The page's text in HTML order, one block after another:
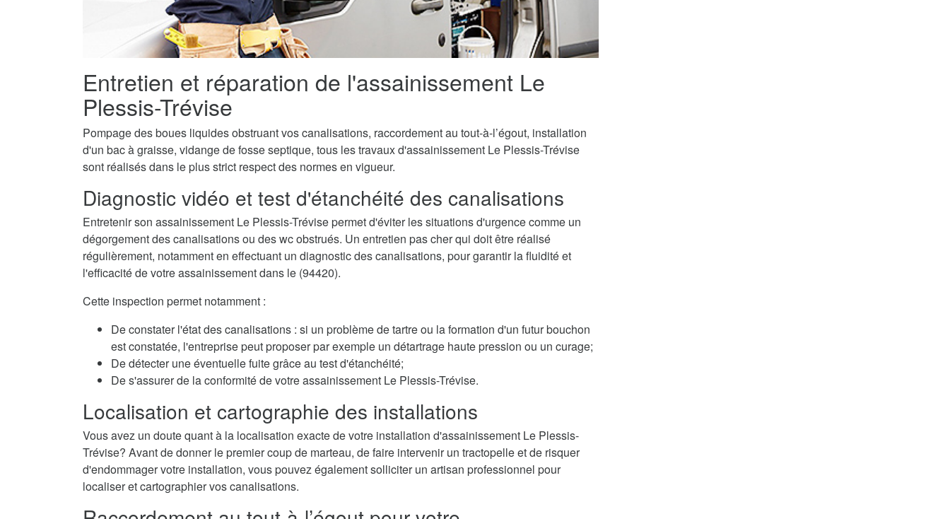
Entretien et réparation de l'assainissement Le
Plessis-Trévise
Pompage des boues liquides obstruant vos canalisations, raccordement au tout-à-l’égout, installation
d'un bac à graisse, vidange de fosse septique, tous les travaux d'assainissement Le Plessis-Trévise
sont réalisés dans le plus strict respect des normes en vigueur.
Diagnostic vidéo et test d'étanchéité des canalisations
Entretenir son assainissement Le Plessis-Trévise permet d'éviter les situations d'urgence comme un
dégorgement des canalisations ou des wc obstrués. Un entretien pas cher qui doit être réalisé
régulièrement, notamment en effectuant un diagnostic des canalisations, pour garantir la fluidité et
l'efficacité de votre assainissement dans le (94420).
Cette inspection permet notamment :
De constater l'état des canalisations : si un problème de tartre ou la formation d'un futur bouchon
est constatée, l'entreprise peut proposer par exemple un détartrage haute pression ou un curage;
De détecter une éventuelle fuite grâce au test d'étanchéité;
De s'assurer de la conformité de votre assainissement Le Plessis-Trévise.
Localisation et cartographie des installations
Vous avez un doute quant à la localisation exacte de votre installation d'assainissement Le Plessis-
Trévise? Avant de donner le premier coup de marteau, de faire intervenir un tractopelle et de risquer
d'endommager votre installation, vous pouvez également solliciter un artisan professionnel pour
localiser et cartographier vos canalisations.